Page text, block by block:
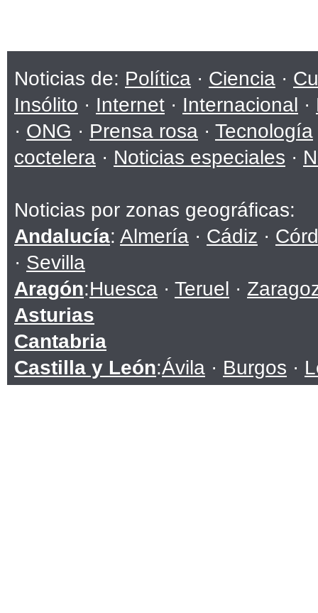
Noticias de: Política · Ciencia ·
Insólito · Internet · Internacional ·
· ONG · Prensa rosa · Tecnología
coctelera · Noticias especiales ·
Noticias por zonas geográficas:
Andalucía: Almería · Cádiz ·
· Sevilla
Aragón:Huesca · Teruel ·
Asturias
Cantabria
Castilla y León:Ávila · Burgos ·